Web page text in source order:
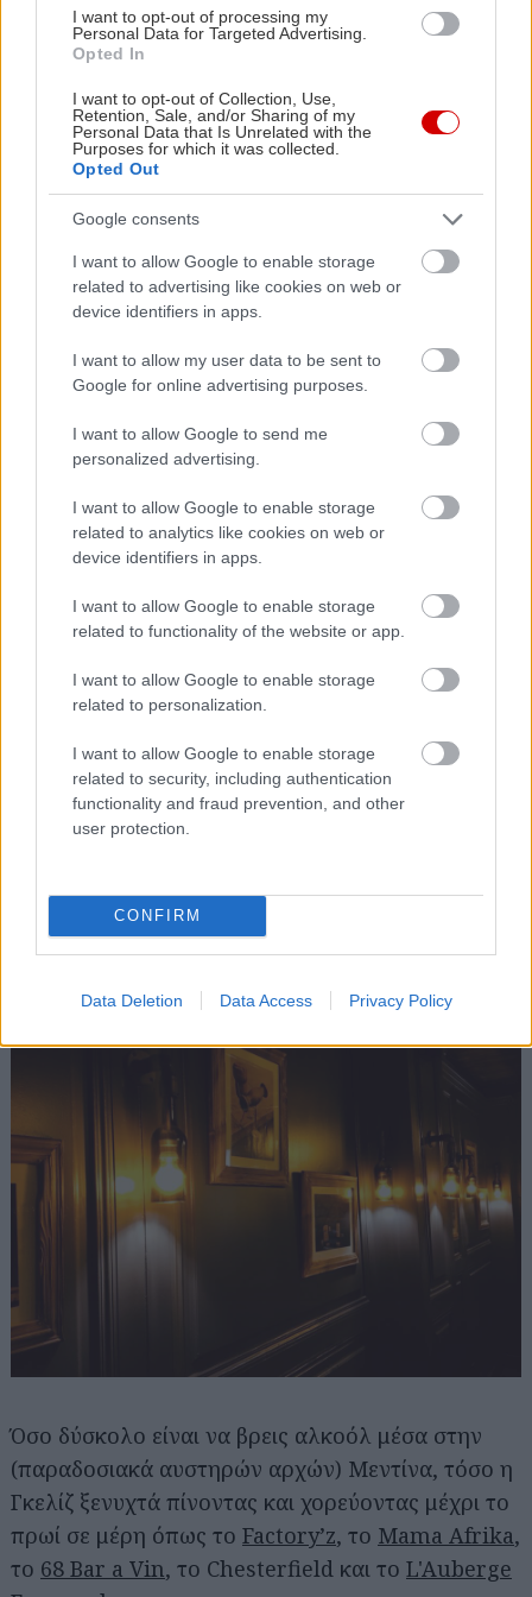
I want to opt-out of processing my
Personal Data for Targeted Advertising.
Opted In
I want to opt-out of Collection, Use,
Retention, Sale, and/or Sharing of my
Personal Data that Is Unrelated with the
Purposes for which it was collected.
Opted Out
Google consents
I want to allow Google to enable storage
related to advertising like cookies on web or
device identifiers in apps.
I want to allow my user data to be sent to
Google for online advertising purposes.
I want to allow Google to send me
personalized advertising.
I want to allow Google to enable storage
related to analytics like cookies on web or
device identifiers in apps.
I want to allow Google to enable storage
related to functionality of the website or app.
I want to allow Google to enable storage
related to personalization.
I want to allow Google to enable storage
related to security, including authentication
functionality and fraud prevention, and other
user protection.
CONFIRM
Data Deletion Data Access Privacy Policy
μια εσωτερική αυλή –κατά κανόνα με σιντριβάνι−
και λειτουργούν σήμερα ως ατμοσφαιρικά
ξενοδοχεία, ενίοτε και spa. Μερικά από τα
καλύτερα είναι ταM'boja(60€ το δίκλινο),Mouna
(55€ το δίκλινο),Al Nour (42€ το δίκλινο),
(63€ το δίκλινο) καιAssakina(130€ το δίκλινο).
9. Το Musée de Marrakech
Στεγάζεται στο πανέμορφο Παλάτι Mnebhi στη
Μεντίνα, το οποίο θα ήταν αξιοθέατο από μόνο
του, ακόμα και χωρίς τα εκθέματά του. Φιλοξενεί,
ωστόσο, μερικά εντυπωσιακά δείγματα μαροκινής
τέχνης, μεταξύ των οποίων ξεχωρίζουν τα
10. Τα μπαρ
Όσο δύσκολο είναι να βρεις αλκοόλ μέσα στην
(παραδοσιακά αυστηρών αρχών) Μεντίνα, τόσο η
Γκελίζ ξενυχτά πίνοντας και χορεύοντας μέχρι το
πρωί σε μέρη όπως το Factory’z, το Mama Afrika,
το 68 Bar a Vin, το Chesterfield και το L'Auberge